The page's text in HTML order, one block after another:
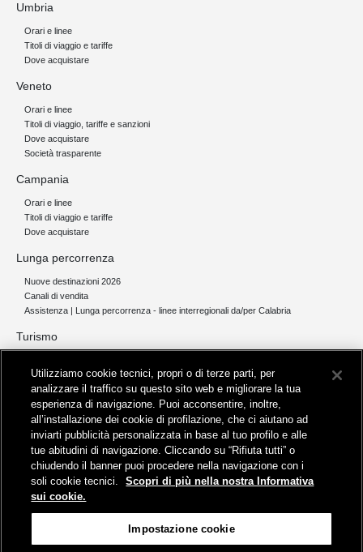
Umbria
Orari e linee
Titoli di viaggio e tariffe
Dove acquistare
Veneto
Orari e linee
Titoli di viaggio, tariffe e sanzioni
Dove acquistare
Società trasparente
Campania
Orari e linee
Titoli di viaggio e tariffe
Dove acquistare
Lunga percorrenza
Nuove destinazioni 2026
Canali di vendita
Assistenza | Lunga percorrenza - linee interregionali da/per Calabria
Turismo
Servizi per aeroporti
Servizi di noleggio con conducente
Servizio di navigazione sul Lago Trasimeno
News e comunicati stampa
Comunicati stampa
Busitalia – Sita Nord
, Gruppo FS Italiane, è attiva nei servizi di
trasporto locale in Italia ed all'estero, che gestisce direttamente o
attraverso società controllate.
Viale Fratelli Rosselli, 80 - 50123 Firenze
Utilizziamo cookie tecnici, propri o di terze parti, per
analizzare il traffico su questo sito web e migliorare la tua
esperienza di navigazione. Puoi acconsentire, inoltre,
all’installazione dei cookie di profilazione, che ci aiutano ad
inviarti pubblicità personalizzata in base al tuo profilo e alle
tue abitudini di navigazione. Cliccando su “Rifiuta tutti” o
chiudendo il banner puoi procedere nella navigazione con i
soli cookie tecnici.
Scopri di più nella nostra Informativa
sui cookie.
Impostazione cookie